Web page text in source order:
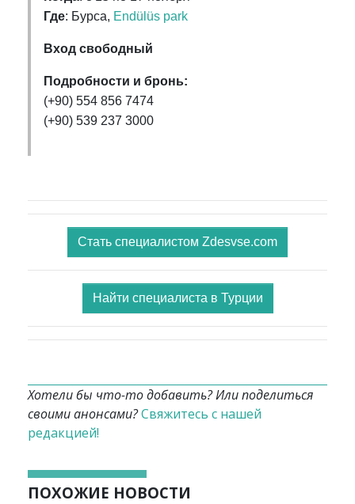
Где: Бурса, Endülüs park
Вход свободный
Подробности и бронь:
(+90) 554 856 7474
(+90) 539 237 3000
Стать специалистом Zdesvse.com
Найти специалиста в Турции
Хотели бы что-то добавить? Или поделиться
своими анонсами?Свяжитесь с нашей
редакцией!
ПОХОЖИЕ НОВОСТИ